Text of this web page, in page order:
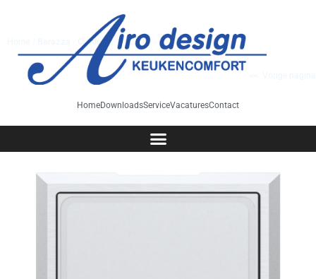
HomeDownloadsServiceVacaturesContact
Outdoor / 1PTFTK teppanyaki vrijstaand